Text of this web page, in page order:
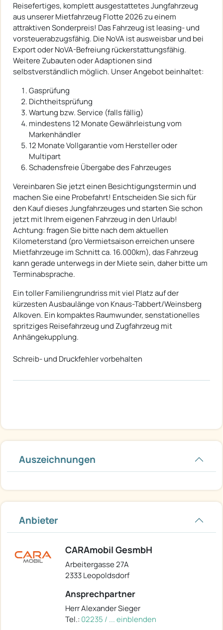
Reisefertiges, komplett ausgestattetes Jungfahrzeug
aus unserer Mietfahrzeug Flotte 2026 zu einem
attraktiven Sonderpreis! Das Fahrzeug ist leasing- und
vorsteuerabzugsfähig. Die NoVA ist ausweisbar und bei
Export oder NoVA-Befreiung rückerstattungsfähig.
Weitere Zubauten oder Adaptionen sind
selbstverständlich möglich. Unser Angebot beinhaltet:
Gasprüfung
Dichtheitsprüfung
Wartung bzw. Service (falls fällig)
mindestens 12 Monate Gewährleistung vom
Markenhändler
12 Monate Vollgarantie vom Hersteller oder
Multipart
Schadensfreie Übergabe des Fahrzeuges
Vereinbaren Sie jetzt einen Besichtigungstermin und
machen Sie eine Probefahrt! Entscheiden Sie sich für
den Kauf dieses Jungfahrzeuges und starten Sie schon
jetzt mit Ihrem eigenen Fahrzeug in den Urlaub!
Achtung: fragen Sie bitte nach dem aktuellen
Kilometerstand (pro Vermietsaison erreichen unsere
Mietfahrzeuge im Schnitt ca. 16.000km), das Fahrzeug
kann gerade unterwegs in der Miete sein, daher bitte um
Terminabsprache.
Ein toller Familiengrundriss mit viel Platz auf der
kürzesten Ausbaulänge von Knaus-Tabbert/Weinsberg
Alkoven. Ein kompaktes Raumwunder, senstationelles
spritziges Reisefahrzeug und Zugfahrzeug mit
Anhängekupplung.
Schreib- und Druckfehler vorbehalten
Auszeichnungen
Anbieter
CARAmobil GesmbH
Arbeitergasse 27A
2333 Leopoldsdorf
Ansprechpartner
Herr Alexander Sieger
Tel.: 02235 / ... einblenden